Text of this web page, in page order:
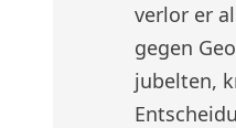
verlor er
gegen
jubelten,